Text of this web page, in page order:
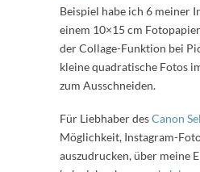
Beispiel habe ich 6 meiner
einem 10×15 cm
der Collage-Funktion bei
kleine quadratische Fotos
zum Ausschneiden.
Für Liebhaber desCanon
Möglichkeit, Instagram-
auszudrucken, über meine